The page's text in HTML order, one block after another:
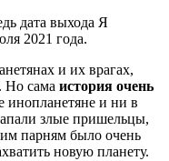
дата выхода Я
2021 года.
и их врагах,
Но сама история очень
и ни в
злые пришельцы,
парням было очень
новую планету.